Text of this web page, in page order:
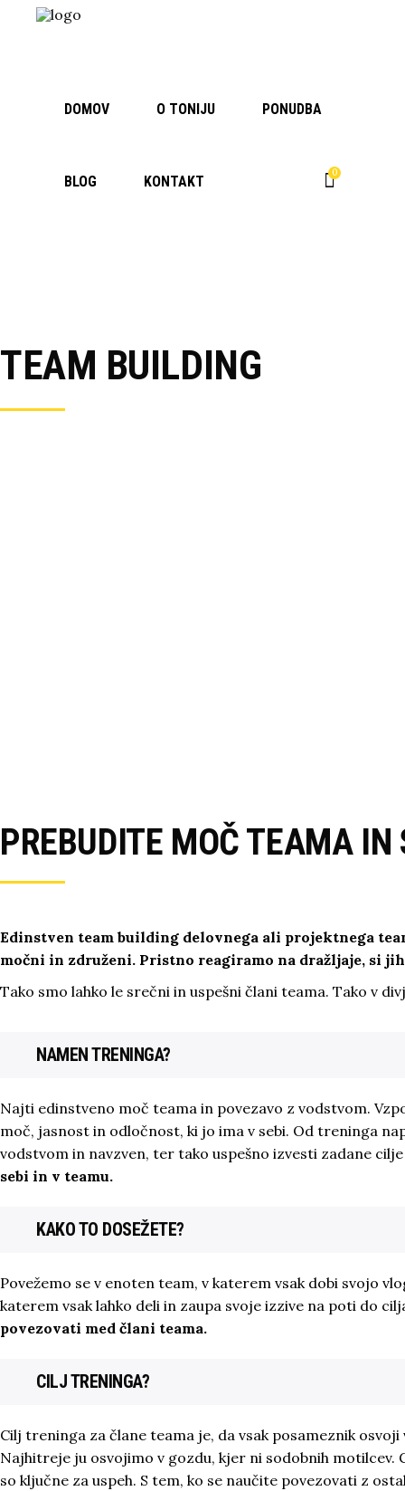
DOMOV O TONIJU PONUDBA
BLOG KONTAKT
0
TEAM BUILDING
PREBUDITE MOČ TEAMA
Edinstven team building delovnega ali projektnega
močni in združeni. Pristno reagiramo na dražljaje, si
Tako smo lahko le srečni in uspešni člani teama. Tako v
NAMEN TRENINGA?
Najti edinstveno moč teama in povezavo z vodstvom.
moč, jasnost in odločnost, ki jo ima v sebi. Od treninga
vodstvom in navzven, ter tako uspešno izvesti zadane
sebi in v teamu.
KAKO TO DOSEŽETE?
Povežemo se v enoten team, v katerem vsak dobi svojo
katerem vsak lahko deli in zaupa svoje izzive na poti do
povezovati med člani teama.
CILJ TRENINGA?
Cilj treninga za člane teama je, da vsak posameznik
Najhitreje ju osvojimo v gozdu, kjer ni sodobnih
so ključne za uspeh. S tem, ko se naučite povezovati z